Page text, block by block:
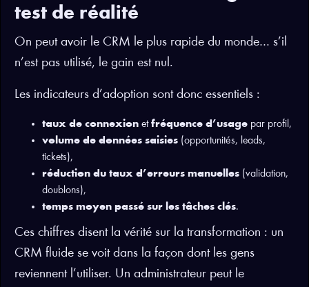
test de réalité
On peut avoir le CRM le plus rapide du monde… s’il
n’est pas utilisé, le gain est nul.
Les indicateurs d’adoption sont donc essentiels :
taux de connexion etfréquence d’usage par profil,
volume de données saisies (opportunités, leads,
tickets),
réduction du taux d’erreurs manuelles (validation,
doublons),
temps moyen passé sur les tâches clés.
Ces chiffres disent la vérité sur la transformation : un
CRM fluide se voit dans la façon dont les gens
reviennent l’utiliser. Un administrateur peut le